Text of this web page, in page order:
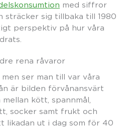
med siffror
sträcker sig tillbaka till 1980
perspektiv på hur våra
rena råvaror
ser man till var våra
är bilden förvånansvärt
kött, spannmål,
socker samt frukt och
likadan ut i dag som för 40